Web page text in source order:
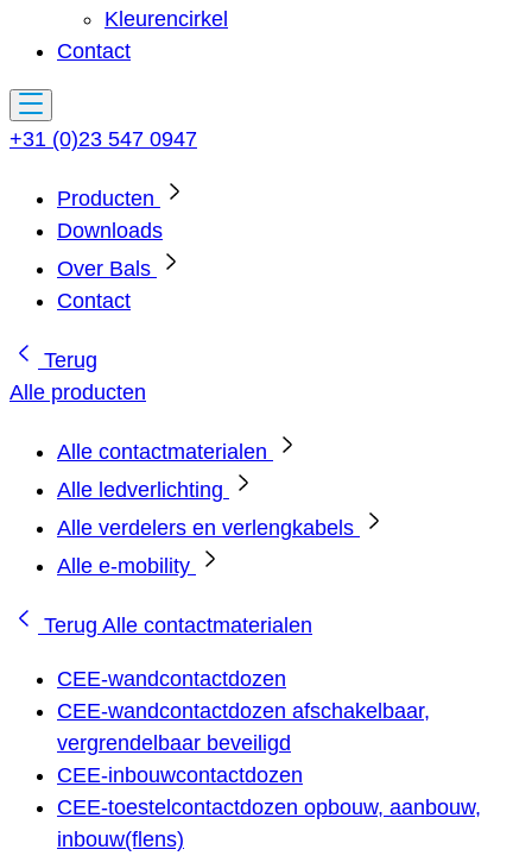
Kleurencirkel
Contact
+31 (0)23 547 0947
Producten
Downloads
Over Bals
Contact
Terug
Alle producten
Alle contactmaterialen
Alle ledverlichting
Alle verdelers en verlengkabels
Alle e-mobility
Terug Alle contactmaterialen
CEE-wandcontactdozen
CEE-wandcontactdozen afschakelbaar,
vergrendelbaar beveiligd
CEE-inbouwcontactdozen
CEE-toestelcontactdozen opbouw, aanbouw,
inbouw(flens)